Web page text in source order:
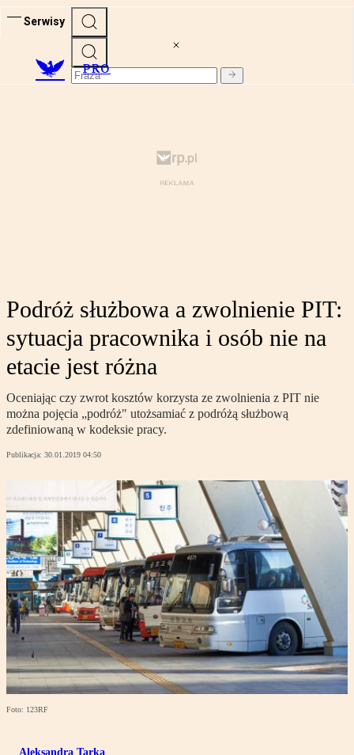
Serwisy
PRO
Podróż służbowa a zwolnienie PIT:
sytuacja pracownika i osób nie na
etacie jest różna
Oceniając czy zwrot kosztów korzysta ze zwolnienia z PIT nie
można pojęcia „podróż" utożsamiać z podróżą służbową
zdefiniowaną w kodeksie pracy.
Publikacja: 30.01.2019 04:50
Foto: 123RF
Aleksandra Tarka